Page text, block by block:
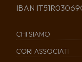
IBAN
CHI SIAMO
CORI ASSOCIATI